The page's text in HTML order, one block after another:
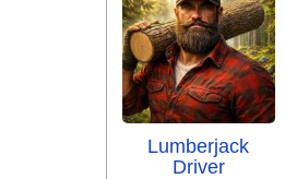
Lumberjack
Driver